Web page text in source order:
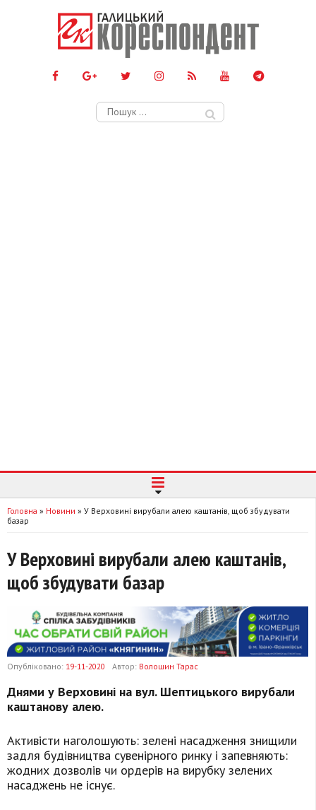
Пошук:
Головна » Новини » У Верховині вирубали алею каштанів, щоб збудувати
базар
У Верховині вирубали алею каштанів,
щоб збудувати базар
Опубліковано: 19-11-2020 Автор: Волошин Тарас
Днями у Верховині на вул. Шептицького вирубали
каштанову алею.
Активісти наголошують: зелені насадження знищили
задля будівництва сувенірного ринку і запевняють:
жодних дозволів чи ордерів на вирубку зелених
насаджень не існує.